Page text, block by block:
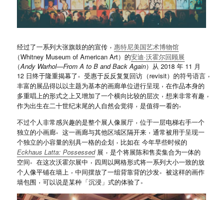
经过了一系列大张旗鼓的的宣传 ， 惠特尼美国艺术博物馆
（Whitney Museum of American Art） 的安迪·沃霍尔回顾展
（Andy Warhol—From A to B and Back Again） 从 2018 年 11 月
12 日终于隆重揭幕了。 受惠于反反复复回访 （revisit） 的符号语言 ，
丰富的展品得以以主题为基本的画廊单位进行呈现 ， 在作品本身的
多重唱上的形式之上又增加了一个横向比较的层次 ， 想来非常有趣 ，
作为出生在二十世纪末尾的人自然会觉得 ， 是值得一看的。
不过个人非常感兴趣的是整个展人像展厅 ， 位于一层电梯右手一个
独立的小画廊。 这一画廊与其他区域区隔开来 ， 通常被用于呈现一
个独立的小容量的别具一格的企划 ， 比如在 今年早些时候的
Eckhaus Latta: Possessed展 ， 是个将展陈和售卖集合为一体的
空间。 在这次沃霍尔展中， 四周以网格形式将一系列大小一致的放
个人像平铺在墙上 ， 中间摆放了一组背靠背的沙发。 被这样的画作
墙包围 ， 可以说是某种 「沉浸」 式的体验了。